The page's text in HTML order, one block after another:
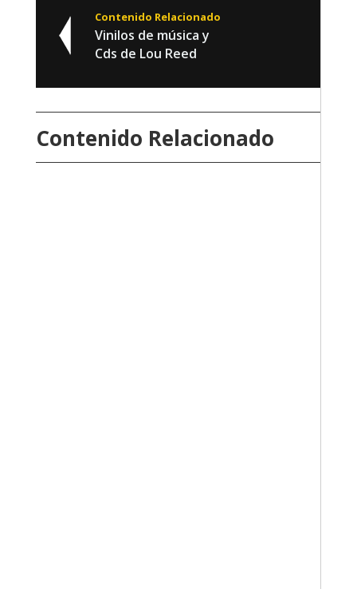
Contenido Relacionado
Vinilos de música y
Cds de Lou Reed
Contenido Relacionado